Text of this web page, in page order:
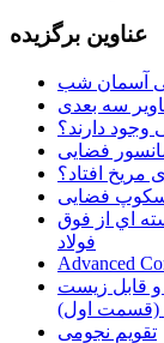
عناوین برگزیده
آسمان شب
سه بعدی
وجود دارند؟
فضایی
مریخ افتاد؟
اي از فوق
فولاد
Advanced
قابل زيست
(قسمت اول)
تقویم نجومی